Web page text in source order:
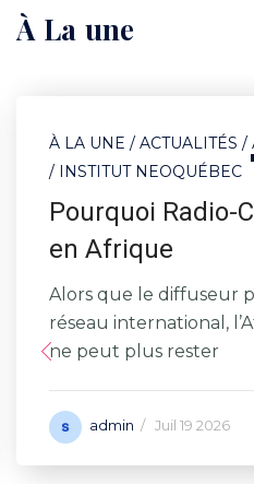
À La une
À LA UNE / ACTUALITÉS /
/ INSTITUT NEOQUÉBEC
Pourquoi Radio-
en Afrique
Alors que le diffuseur
réseau international,
ne peut plus rester
admin / Juil 19 2026